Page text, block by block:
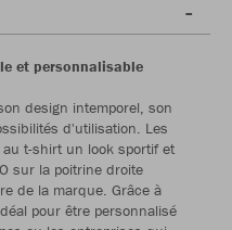
et personnalisable
design intemporel, son
d'utilisation. Les
t-shirt un look sportif et
sur la poitrine droite
de la marque. Grâce à
pour être personnalisé